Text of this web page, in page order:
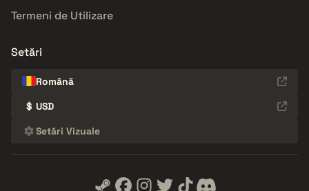
Termeni de Utilizare
Setări
Română
$ USD
Setări Vizuale